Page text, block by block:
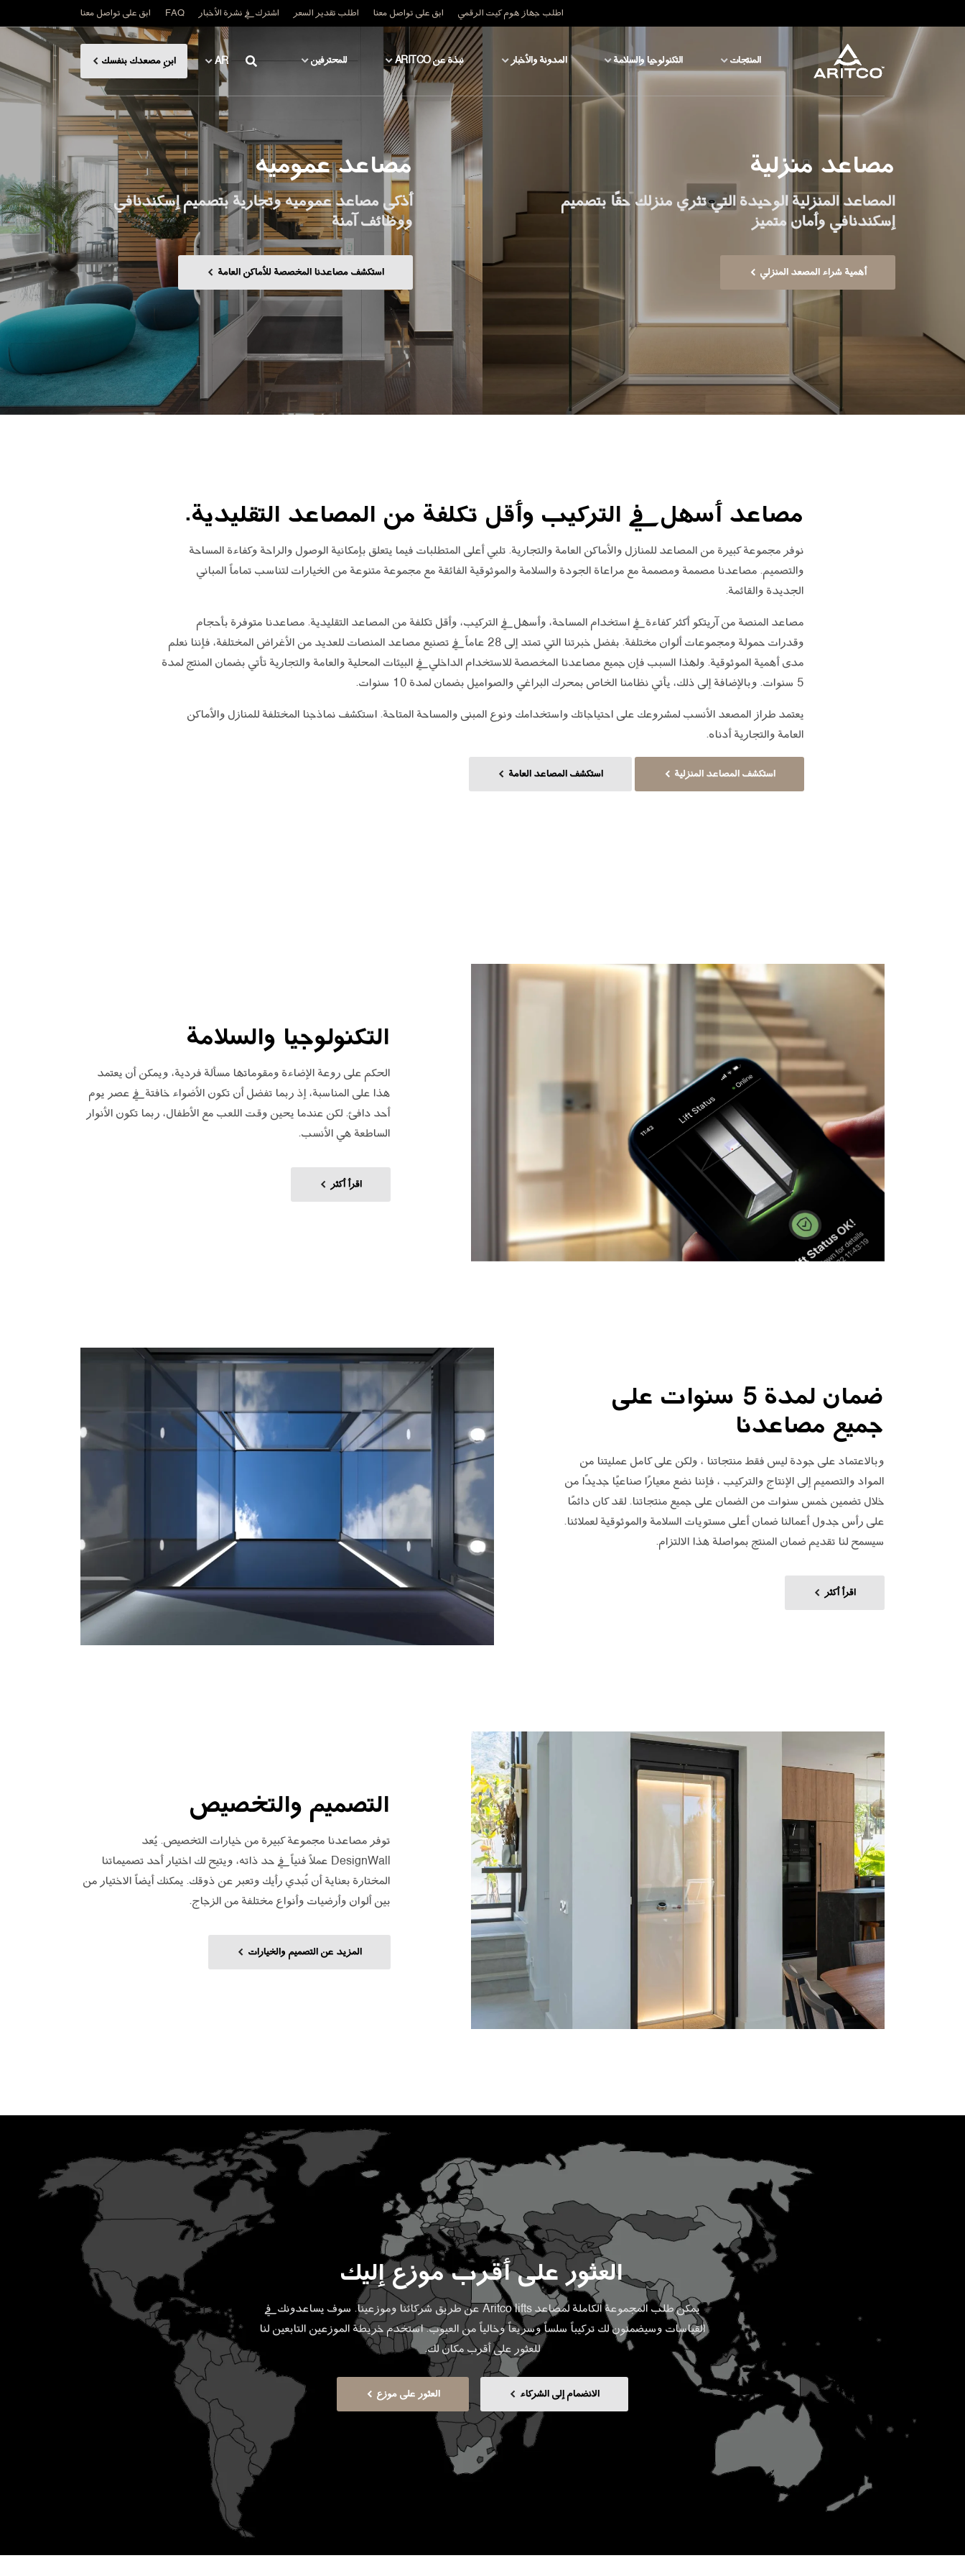
اطلب جهاز هوم كيت الرقمي ابق على تواصل معنا اطلب تقدير السعر اشترك في نشرة الأخبار FAQ ابق على تواصل معنا
المنتجات التكنولوجيا والسلامة المدونة والأخبار نبذة عن ARITCO للمحترفين AR ابنِ مصعدك بنفسك
المنتجات
المدونة والأخبار
اطلب جهاز هوم كيت الرقمي
مصاعد منزلية
المصاعد المنزلية الوحيدة التي تثري منزلك حقًا بتصميم
إسكندنافي وأمان متميز
أهمية شراء المصعد المنزلي
مصاعد عموميه
أذكى مصاعد عموميه وتجارية بتصميم إسكندنافي
ووظائف آمنة
استكشف مصاعدنا المخصصة للأماكن العامة
مصاعد أسهل في التركيب وأقل تكلفة من المصاعد التقليدية.
نوفر مجموعة كبيرة من المصاعد للمنازل والأماكن العامة والتجارية. تلبي أعلى المتطلبات فيما يتعلق بإمكانية الوصول والراحة وكفاءة المساحة
والتصميم. مصاعدنا مصممة ومصممة مع مراعاة الجودة والسلامة والموثوقية الفائقة مع مجموعة متنوعة من الخيارات لتناسب تماماً المباني
الجديدة والقائمة.
مصاعد المنصة من آريتكو أكثر كفاءة في استخدام المساحة، وأسهل في التركيب، وأقل تكلفة من المصاعد التقليدية. مصاعدنا متوفرة بأحجام
وقدرات حمولة ومجموعات ألوان مختلفة. بفضل خبرتنا التي تمتد إلى 28 عاماً في تصنيع مصاعد المنصات للعديد من الأغراض المختلفة، فإننا نعلم
مدى أهمية الموثوقية. ولهذا السبب فإن جميع مصاعدنا المخصصة للاستخدام الداخلي في البيئات المحلية والعامة والتجارية تأتي بضمان المنتج لمدة
5 سنوات. وبالإضافة إلى ذلك، يأتي نظامنا الخاص بمحرك البراغي والصواميل بضمان لمدة 10 سنوات.
يعتمد طراز المصعد الأنسب لمشروعك على احتياجاتك واستخدامك ونوع المبنى والمساحة المتاحة. استكشف نماذجنا المختلفة للمنازل والأماكن
العامة والتجارية أدناه.
استكشف المصاعد المنزلية استكشف المصاعد العامة
التكنولوجيا والسلامة
الحكم على روعة الإضاءة ومقوماتها مسألة فردية، ويمكن أن يعتمد
هذا على المناسبة، إذ ربما تفضل أن تكون الأضواء خافتة في عصر يوم
أحد دافئ. لكن عندما يحين وقت اللعب مع الأطفال، ربما تكون الأنوار
الساطعة هي الأنسب.
اقرأ أكثر
ضمان لمدة 5 سنوات على
جميع مصاعدنا
وبالاعتماد على جودة ليس فقط منتجاتنا ، ولكن على كامل عمليتنا من
المواد والتصميم إلى الإنتاج والتركيب ، فإننا نضع معيارًا صناعيًا جديدًا من
خلال تضمين خمس سنوات من الضمان على جميع منتجاتنا. لقد كان دائمًا
على رأس جدول أعمالنا ضمان أعلى مستويات السلامة والموثوقية لعملائنا.
سيسمح لنا تقديم ضمان المنتج بمواصلة هذا الالتزام.
اقرأ أكثر
التصميم والتخصيص
توفر مصاعدنا مجموعة كبيرة من خيارات التخصيص. يُعد
DesignWall عملاً فنياً في حد ذاته، ويتيح لك اختيار أحد تصميماتنا
المختارة بعناية أن تُبدي رأيك وتعبر عن ذوقك. يمكنك أيضاً الاختيار من
بين ألوان وأرضيات وأنواع مختلفة من الزجاج.
المزيد عن التصميم والخيارات
العثور على أقرب موزع إليك
يمكن طلب المجموعة الكاملة لمصاعد Aritco lifts عن طريق شركائنا وموزعينا. سوف يساعدونك في
القياسات وسيضمنون لك تركيباً سلساً وسريعاً وخالياً من العيوب. استخدم خريطة الموزعين التابعين لنا
للعثور على أقرب مكان لك.
الانضمام إلى الشركاء العثور على موزع